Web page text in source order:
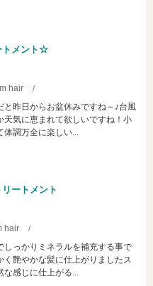
トメント☆
hair /
と昨日からお盆休みですね～♪台風
天気に恵まれて欲しいですね！小
調万全に楽しい...
ートメント
hair /
しっかりミネラルを補充する事で
く艶やかな髪に仕上がりましたス
感じに仕上がる...